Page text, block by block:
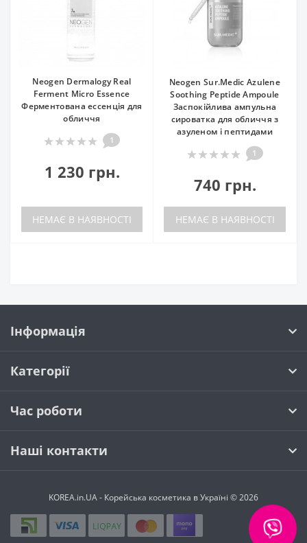
Neogen Dermalogy Real
Ferment Micro Essence
Ферментована ессенція для
обличчя
1
1 230 грн.
НЕМАЄ В НАЯВНОСТІ
Neogen Sur.Medic Azulene
Soothing Peptide Ampoule
Заспокійлива ампульна
сироватка для обличчя з
азуленом і пептидами
1
740 грн.
НЕМАЄ В НАЯВНОСТІ
Інформація
Категорії
Час роботи
Наші контакти
KOREA.in.UA - Корейська косметика в Україні © 2026